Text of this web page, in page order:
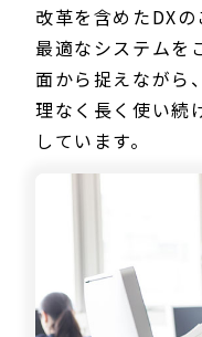
改革を含めたDX
最適なシステムを
面から捉えながら
理なく長く使い続
しています。